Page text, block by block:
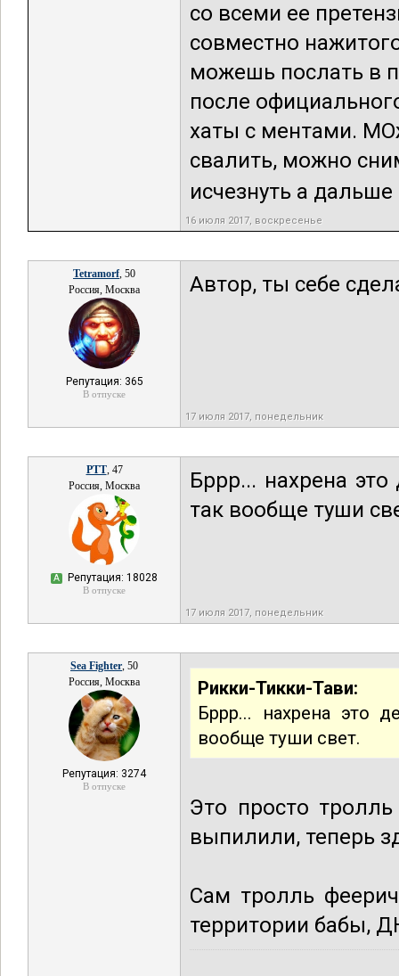
со всеми ее
совместно
можешь послать в
после
хаты с ментами.
свалить, можно
исчезнуть а дальше
16 июля 2017, воскресенье
Tetramorf, 50
Россия, Москва
Репутация: 365
В отпуске
Автор, ты себе
17 июля 2017, понедельник
РТТ, 47
Россия, Москва
А Репутация: 18028
В отпуске
Бррр... нахрена
так вообще туши
17 июля 2017, понедельник
Sea Fighter, 50
Россия, Москва
Репутация: 3274
В отпуске
Рикки-Тикки-Тави:
Бррр... нахрена это
вообще туши свет.
Это просто
выпилили, теперь
Сам тролль
территории бабы,